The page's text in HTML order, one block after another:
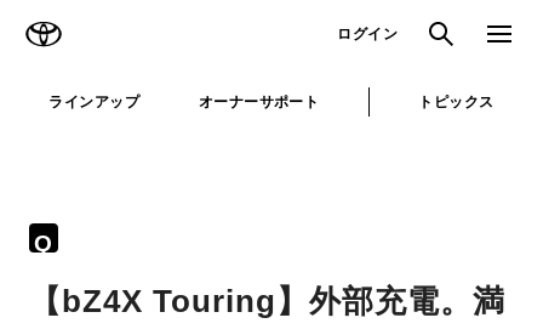
ログイン 検索 メニュ
ラインアップ オーナーサポート トピックス
Q
【bZ4X Touring】外部充電。満